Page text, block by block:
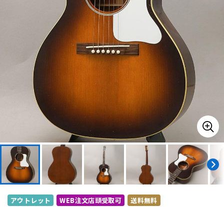
キーボード 電子ピアノ
管楽器 その他楽器
DJ機器 DTM
DTM オンライン納品 レコーディング機器
配信/ライブ機器 楽器アクセサリ
アウトレット WEB注文店頭受取可 送料無料